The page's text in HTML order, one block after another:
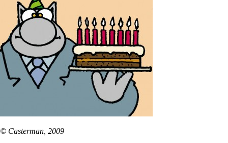
© Casterman, 2009